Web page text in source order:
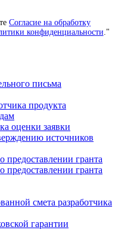
Согласие на обработку
конфиденциальности."
письма
продукта
оценки заявки
источников
гранта
гранта
смета разработчика
гарантии